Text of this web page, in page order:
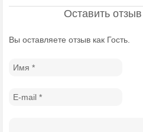
Оставить
Вы оставляете отзыв как Гость.